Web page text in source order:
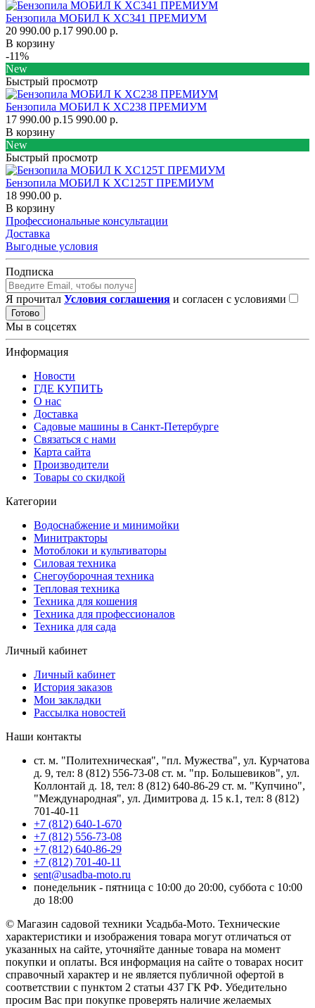
Бензопила МОБИЛ К XC341 ПРЕМИУМ
20 990.00 р.17 990.00 р.
В корзину
-11%
New
Быстрый просмотр
Бензопила МОБИЛ К XC238 ПРЕМИУМ
17 990.00 р.15 990.00 р.
В корзину
New
Быстрый просмотр
Бензопила МОБИЛ К XC125Т ПРЕМИУМ
18 990.00 р.
В корзину
Профессиональные консультации
Доставка
Выгодные условия
Подписка
Я прочитал Условия соглашения и согласен с условиями
Готово
Мы в соцсетях
Информация
Новости
ГДЕ КУПИТЬ
О нас
Доставка
Садовые машины в Санкт-Петербурге
Связаться с нами
Карта сайта
Производители
Товары со скидкой
Категории
Водоснабжение и минимойки
Минитракторы
Мотоблоки и культиваторы
Силовая техника
Снегоуборочная техника
Тепловая техника
Техника для кошения
Техника для профессионалов
Техника для сада
Личный кабинет
Личный кабинет
История заказов
Мои закладки
Рассылка новостей
Наши контакты
ст. м. "Политехническая", "пл. Мужества", ул. Курчатова
д. 9, тел: 8 (812) 556-73-08 ст. м. "пр. Большевиков", ул.
Коллонтай д. 18, тел: 8 (812) 640-86-29 ст. м. "Купчино",
"Международная", ул. Димитрова д. 15 к.1, тел: 8 (812)
701-40-11
+7 (812) 640-1-670
+7 (812) 556-73-08
+7 (812) 640-86-29
+7 (812) 701-40-11
sent@usadba-moto.ru
понедельник - пятница с 10:00 до 20:00, суббота с 10:00
до 18:00
© Магазин садовой техники Усадьба-Мото. Технические
характеристики и изображения товара могут отличаться от
указанных на сайте, уточняйте данные товара на момент
покупки и оплаты. Вся информация на сайте о товарах носит
справочный характер и не является публичной офертой в
соответствии с пунктом 2 статьи 437 ГК РФ. Убедительно
просим Вас при покупке проверять наличие желаемых